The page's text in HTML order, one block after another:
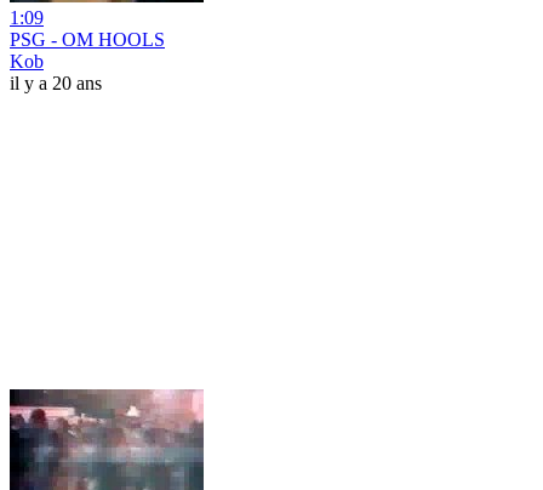
1:09
PSG - OM HOOLS
Kob
il y a 20 ans